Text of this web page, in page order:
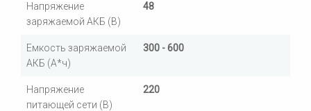
Напряжение
заряжаемой АКБ (В)
48
Емкость заряжаемой
АКБ (А*ч)
300 - 600
Напряжение
питающей сети (В)
220